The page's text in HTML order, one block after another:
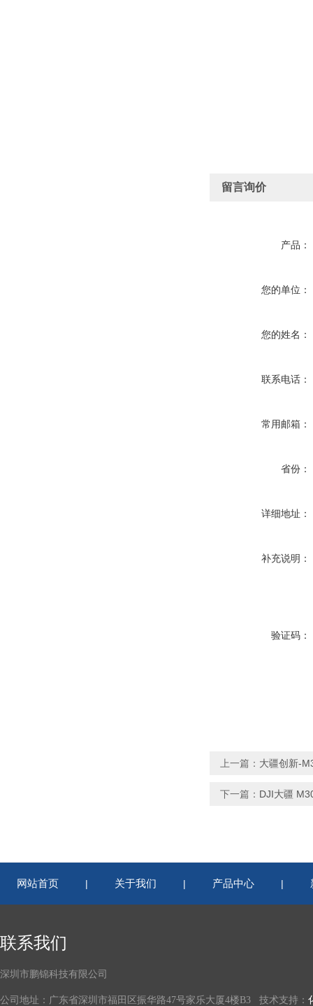
留言询价
产品：
您的单位：
您的姓名：
联系电话：
常用邮箱：
省份：
详细地址：
补充说明：
验证码：
上一篇： 大疆创新-
下一篇： DJI大疆
网站首页 | 关于我们 | 产品中心 |
联系我们
深圳市鹏锦科技有限公司
公司地址：广东省深圳市福田区振华路47号家乐大厦4楼B3 技术支持：